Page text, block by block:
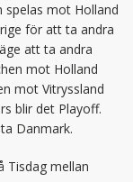
mot Holland
för att ta andra
att ta andra
mot Holland
mot Vitryssland
blir det Playoff.
Danmark.
Tisdag mellan